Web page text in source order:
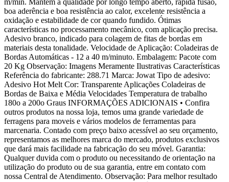
m/min. Mantem a qualidade por longo tempo aberto, rápida fusão,
boa aderência e boa resistência ao calor, excelente resistência a
oxidação e estabilidade de cor quando fundido. Ótimas
características no processamento mecânico, com aplicação precisa.
Adesivo branco, indicado para colagem de fitas de bordas em
materiais desta tonalidade. Velocidade de Aplicação: Coladeiras de
Bordas Automáticas - 12 a 40 m/minuto. Embalagem: Pacote com
20 Kg Observação: Imagens Meramente Ilustrativas Características
Referência do fabricante: 288.71 Marca: Jowat Tipo de adesivo:
Adesivo Hot Melt Cor: Transparente Aplicações Coladeiras de
Bordas de Baixa e Média Velocidades Temperatura de trabalho
180o a 200o Graus INFORMAÇÕES ADICIONAIS • Confira
outros produtos na nossa loja, temos uma grande variedade de
ferragens para moveis e vários modelos de ferramentas para
marcenaria. Contado com preço baixo acessível ao seu orçamento,
representamos as melhores marca do mercado, produtos exclusivos
que dará mais facilidade na fabricação do seu móvel. Garantia:
Qualquer duvida com o produto ou necessitando de orientação na
utilização do produto ou de sua garantia, entre em contato com
nossa Central de Atendimento. Observação: Para melhor resultado